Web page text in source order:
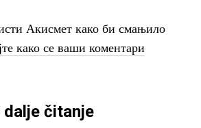
Акисмет како би смањило
како се ваши коментари
dalje čitanje